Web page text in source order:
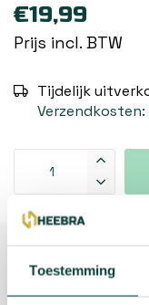
Toestemming
€19,99
Prijs incl. BTW
Tijdelijk
Verzendkosten:
Reviews